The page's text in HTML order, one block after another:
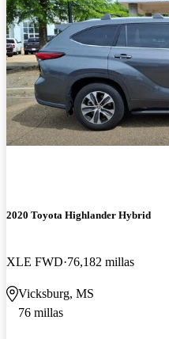
2020 Toyota Highlander Hybrid
XLE FWD 76,182 millas
Vicksburg, MS
76 millas